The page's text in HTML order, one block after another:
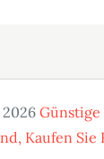
2026Günstige
Kaufen Sie